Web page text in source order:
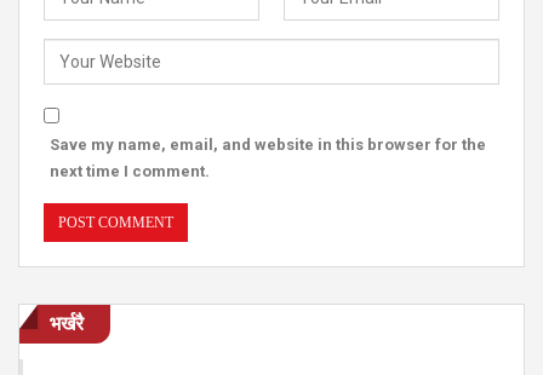
Save my name, email, and website in this browser for the
next time I comment.
भर्खरै